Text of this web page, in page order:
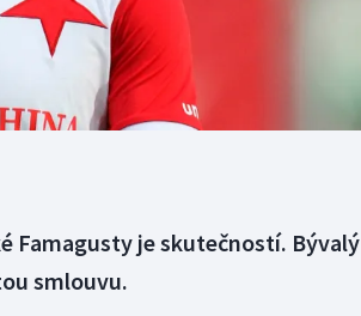
Plážový volejbal
Famagusty je skutečností. Bývalý
smlouvu.